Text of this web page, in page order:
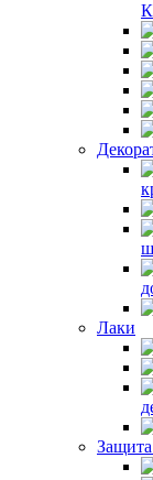
Лаки
Защита